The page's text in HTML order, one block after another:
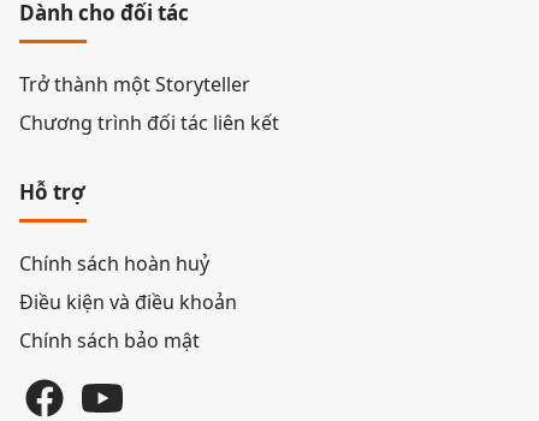
Dành cho đối tác
Trở thành một Storyteller
Chương trình đối tác liên kết
Hỗ trợ
Chính sách hoàn huỷ
Điều kiện và điều khoản
Chính sách bảo mật